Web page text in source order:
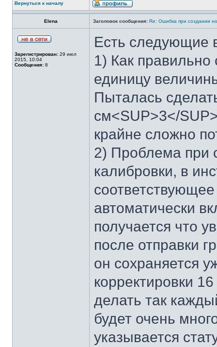
Вернуться к началу
Elena Заголовок сообщения: Re: Ошибка при создании
Зарегистрирован: 29 июл
2015, 10:04
Сообщения: 8
Есть
1) Как правильно
единицу
Пыталась
см<SUP>3</
крайне сложно
2) Проблема при
калибровки, в
автоматически
получается что
после отправки
он сохраняется
корректировки
делать так
будет очень
указывается